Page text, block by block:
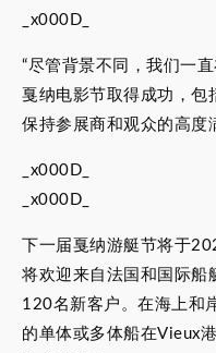
_x000D_
“尽管背景不同，我们一
戛纳电影节取得成功，包
保持参展商和观众的高度
_x000D_
_x000D_
下一届戛纳游艇节将于
将欢迎来自法国和国际船
120名新客户。在海上和
的单体或多体船在Vieux